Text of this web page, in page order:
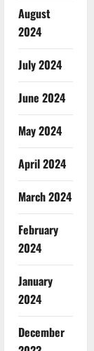
August
2024
July 2024
June 2024
May 2024
April 2024
March 2024
February
2024
January
2024
December